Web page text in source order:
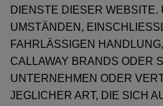
DIENSTE DIESER WEBSITE.
UMSTÄNDEN,
FAHRLÄSSIGEN
CALLAWAY BRANDS ODER
UNTERNEHMEN ODER
JEGLICHER ART, DIE SICH